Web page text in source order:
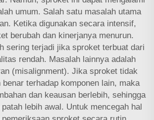
umum. Salah satu masalah utama
Ketika digunakan secara intensif,
berubah dan kinerjanya menurun.
sering terjadi jika sproket terbuat dari
rendah. Masalah lainnya adalah
(misalignment). Jika sproket tidak
benar terhadap komponen lain, maka
dan keausan berlebih, sehingga
lebih awal. Untuk mencegah hal